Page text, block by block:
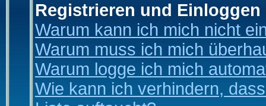
Registrieren und Einloggen
Warum kann ich mich nicht
Warum muss ich mich
Warum logge ich mich
Wie kann ich verhindern,